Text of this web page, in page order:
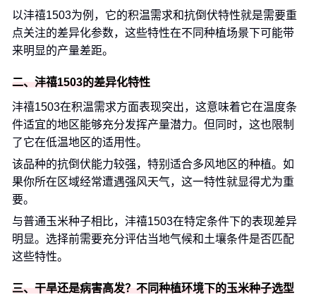
以沣禧1503为例，它的积温需求和抗倒伏特性就是需要重
点关注的差异化参数，这些特性在不同种植场景下可能带
来明显的产量差距。
二、沣禧1503的差异化特性
沣禧1503在积温需求方面表现突出，这意味着它在温度条
件适宜的地区能够充分发挥产量潜力。但同时，这也限制
了它在低温地区的适用性。
该品种的抗倒伏能力较强，特别适合多风地区的种植。如
果你所在区域经常遭遇强风天气，这一特性就显得尤为重
要。
与普通玉米种子相比，沣禧1503在特定条件下的表现差异
明显。选择前需要充分评估当地气候和土壤条件是否匹配
这些特性。
三、干旱还是病害高发？不同种植环境下的玉米种子选型